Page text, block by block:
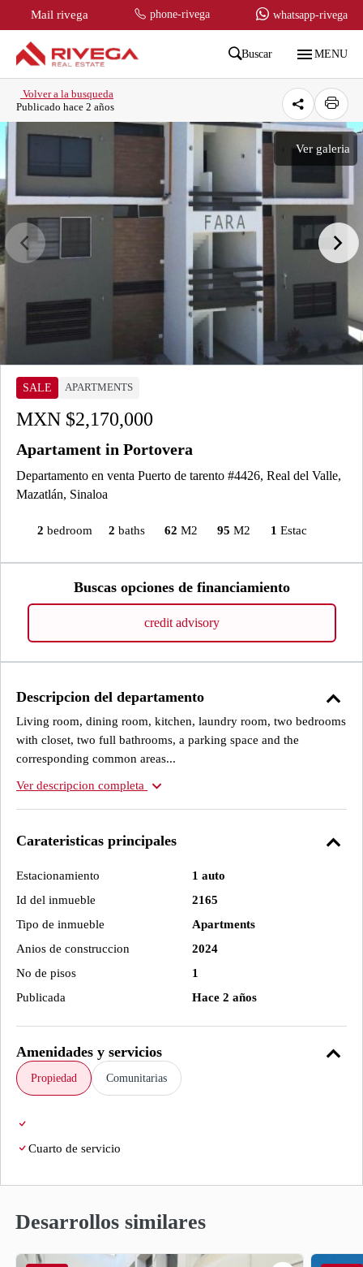
Mail rivega phone-rivega whatsapp-rivega
Buscar menu MENU
Volver a la busqueda
Publicado hace 2 años
Ver galeria
SALE APARTMENTS
MXN $2,170,000
Apartament in Portovera
Departamento en venta Puerto de tarento #4426, Real del Valle,
Mazatlán, Sinaloa
2 bedroom 2 baths 62 M2 95 M2 1 Estac
Buscas opciones de financiamiento
credit advisory
Descripcion del departamento expand_less
Living room, dining room, kitchen, laundry room, two bedrooms
with closet, two full bathrooms, a parking space and the
corresponding common areas...
Ver descripcion completa expand_more
Carateristicas principales expand_less
Estacionamiento
Id del inmueble
Tipo de inmueble
1 auto
2165
Apartments
Anios de construccion
No de pisos
Publicada
2024
1
Hace 2 años
Amenidades y servicios expand_less
Propiedad Comunitarias
Cuarto de servicio
Desarrollos similares